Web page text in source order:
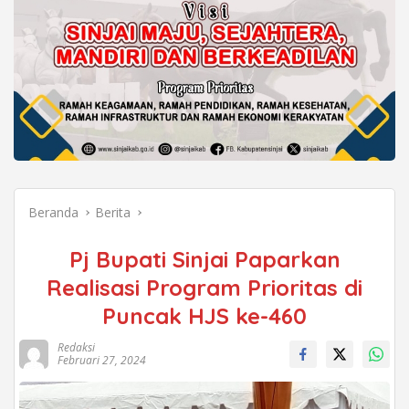
Beranda Berita
Pj Bupati Sinjai Paparkan
Realisasi Program Prioritas di
Puncak HJS ke-460
Redaksi
Februari 27, 2024